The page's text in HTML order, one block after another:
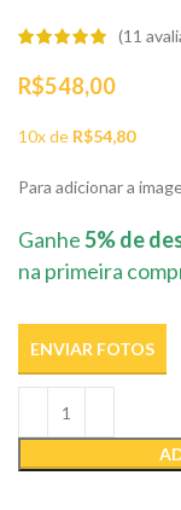
(11
R$548,00
10x de R$54,80
Para adicionar a
Ganhe5% de
na primeira
ENVIAR FOTOS